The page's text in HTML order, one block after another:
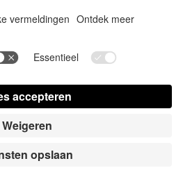
geen verbinding
te verwijderen in het
van je telefoon en voer een
te maken met de app.